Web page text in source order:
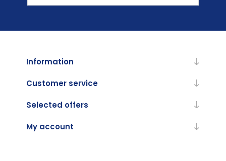
Information
Customer service
Selected offers
My account